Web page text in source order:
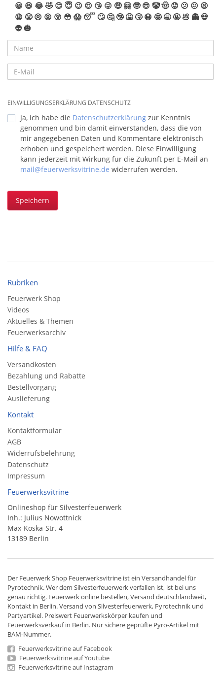
😀 😆 😂🤣 😊 😇 😉 😍 😘 😜 🤑 🤗 🤓 😎 🤡🤠 😟 😕 😖 😫
😩 😤 😠 😡 😲 😳 😱 😴 🙄 🤔 🤥 🤮 🤧 😷 🤩 🥱 🤬 💩 👻 💀
👽 🎃
EINWILLIGUNGSERKLÄRUNG DATENSCHUTZ
Ja, ich habe die Datenschutzerklärung zur Kenntnis
genommen und bin damit einverstanden, dass die von
mir angegebenen Daten und Kommentare elektronisch
erhoben und gespeichert werden. Diese Einwilligung
kann jederzeit mit Wirkung für die Zukunft per E-Mail an
mail@feuerwerksvitrine.de widerrufen werden.
Speichern
Rubriken
Feuerwerk Shop
Videos
Aktuelles & Themen
Feuerwerksarchiv
Hilfe & FAQ
Versandkosten
Bezahlung und Rabatte
Bestellvorgang
Auslieferung
Kontakt
Kontaktformular
AGB
Widerrufsbelehrung
Datenschutz
Impressum
Feuerwerksvitrine
Onlineshop für Silvesterfeuerwerk
Inh.: Julius Nowottnick
Max-Koska-Str. 4
13189 Berlin
Der Feuerwerk Shop Feuerwerksvitrine ist ein Versandhandelfür
Pyrotechnik. Wer dem Silvesterfeuerwerk verfallen ist, ist bei uns
genau richtig. Feuerwerk online bestellen,Versand deutschlandweit,
Kontakt in Berlin. Versand von Silvesterfeuerwerk, Pyrotechnik und
Partyartikel. Preiswert Feuerwerkskörper kaufen und
Feuerwerksverkauf in Berlin. Nur sichere geprüfte Pyro-Artikel mit
BAM-Nummer.
Feuerwerksvitrine auf Facebook
Feuerwerksvitrine auf Youtube
Feuerwerksvitrine auf Instagram